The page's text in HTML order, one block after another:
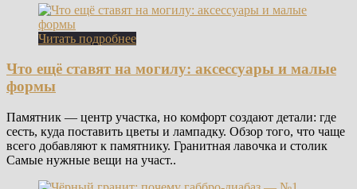
Читать подробнее
Что ещё ставят на могилу: аксессуары и малые
формы
Памятник — центр участка, но комфорт создают детали: где
сесть, куда поставить цветы и лампадку. Обзор того, что чаще
всего добавляют к памятнику. Гранитная лавочка и столик
Самые нужные вещи на участ..